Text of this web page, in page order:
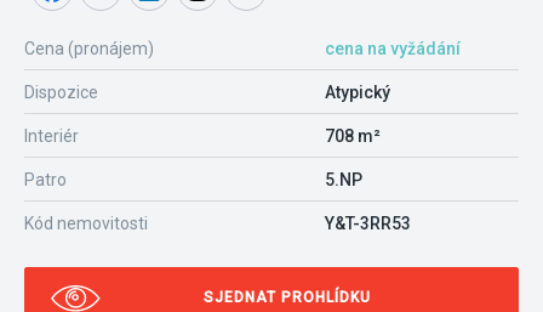
Cena (pronájem) cena na vyžádání
Dispozice Atypický
Interiér 708 m²
Patro 5.NP
Kód nemovitosti Y&T-3RR53
SJEDNAT PROHLÍDKU